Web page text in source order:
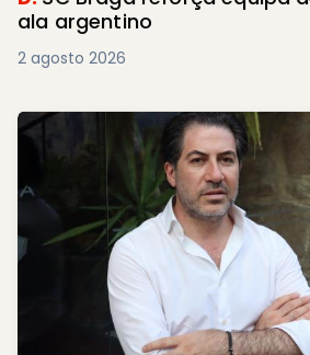
ala argentino
2 agosto 2026